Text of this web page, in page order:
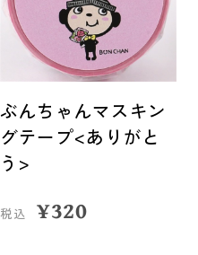
ぶんちゃんマスキン
グテープ<ありがと
う>
税込 ¥320